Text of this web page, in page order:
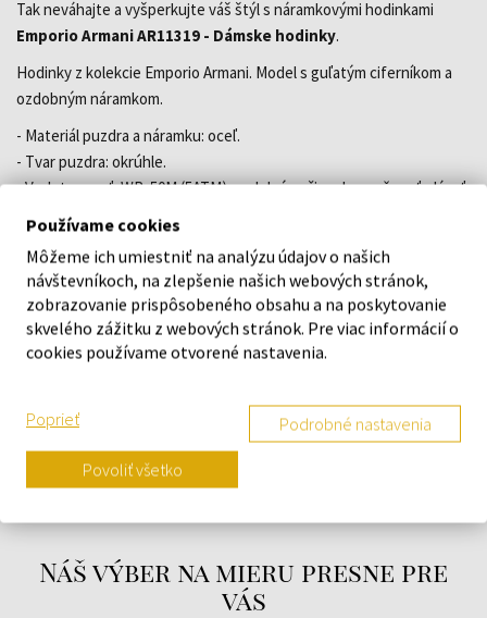
Tak neváhajte a vyšperkujte váš štýl s náramkovými hodinkami
Emporio Armani AR11319 - Dámske hodinky.
Hodinky z kolekcie Emporio Armani. Model s guľatým ciferníkom a
ozdobným náramkom.
- Materiál puzdra a náramku: oceľ.
- Tvar puzdra: okrúhle.
- Vodotesnosť: WR. 50M (5ATM) – odolný voči vode, možnosť plávať
na povrchu.
voči ryhám).
- Mechanizmus: kremenný, na batériu.
- Šírka puzdra: 32 mm.
Zloženie:
O ZNAČKE
Náš výber na mieru presne pre
vás
Používame cookies
Môžeme ich umiestniť na analýzu údajov o našich
návštevníkoch, na zlepšenie našich webových stránok,
zobrazovanie prispôsobeného obsahu a na poskytovanie
skvelého zážitku z webových stránok. Pre viac informácií o
cookies používame otvorené nastavenia.
Poprieť Podrobné nastavenia
Povoliť všetko